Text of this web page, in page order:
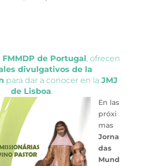
de Portugal, ofrecen
divulgativos de la
para dar a conocer en la JMJ
de Lisboa.
En las
próxi
mas
Jorna
das
Mund